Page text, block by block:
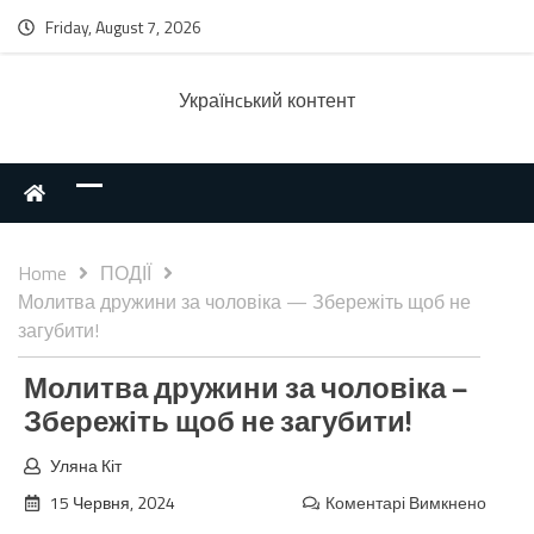
Friday, August 7, 2026
Українcький контент
Home
ПОДІЇ
Молитва дружини за чоловіка — Збережіть щоб не
загубити!
Молитва дружини за чоловіка —
Збережіть щоб не загубити!
Уляна Кіт
15 Червня, 2024
Коментарі Вимкнено